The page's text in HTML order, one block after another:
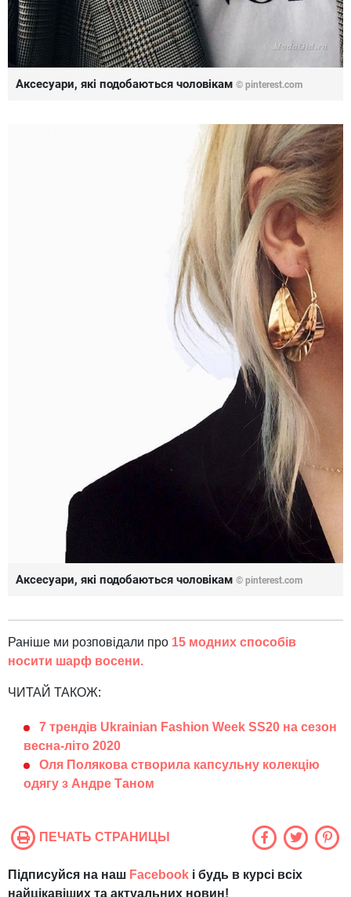
Аксесуари, які подобаються чоловікам © pinterest.com
Аксесуари, які подобаються чоловікам © pinterest.com
Раніше ми розповідали про 15 модних способів
носити шарф восени.
ЧИТАЙ ТАКОЖ:
7 трендів Ukrainian Fashion Week SS20 на сезон
весна-літо 2020
Оля Полякова створила капсульну колекцію
одягу з Андре Таном
ПЕЧАТЬ СТРАНИЦЫ
Підписуйся на наш Facebook і будь в курсі всіх
найцікавіших та актуальних новин!